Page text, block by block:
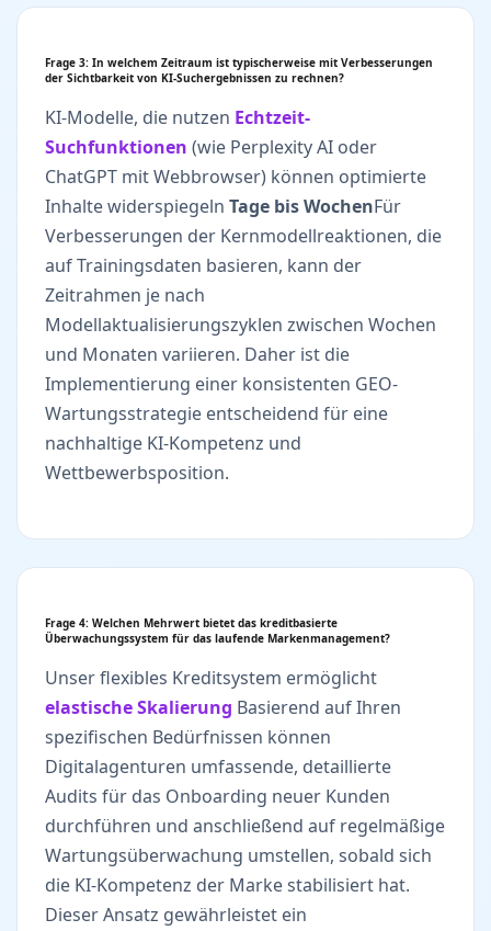
Frage 3: In welchem ​​Zeitraum ist typischerweise mit Verbesserungen
der Sichtbarkeit von KI-Suchergebnissen zu rechnen?
KI-Modelle, die nutzen Echtzeit-
Suchfunktionen (wie Perplexity AI oder
ChatGPT mit Webbrowser) können optimierte
Inhalte widerspiegeln Tage bis WochenFür
Verbesserungen der Kernmodellreaktionen, die
auf Trainingsdaten basieren, kann der
Zeitrahmen je nach
Modellaktualisierungszyklen zwischen Wochen
und Monaten variieren. Daher ist die
Implementierung einer konsistenten GEO-
Wartungsstrategie entscheidend für eine
nachhaltige KI-Kompetenz und
Wettbewerbsposition.
Frage 4: Welchen Mehrwert bietet das kreditbasierte
Überwachungssystem für das laufende Markenmanagement?
Unser flexibles Kreditsystem ermöglicht
elastische Skalierung Basierend auf Ihren
spezifischen Bedürfnissen können
Digitalagenturen umfassende, detaillierte
Audits für das Onboarding neuer Kunden
durchführen und anschließend auf regelmäßige
Wartungsüberwachung umstellen, sobald sich
die KI-Kompetenz der Marke stabilisiert hat.
Dieser Ansatz gewährleistet ein